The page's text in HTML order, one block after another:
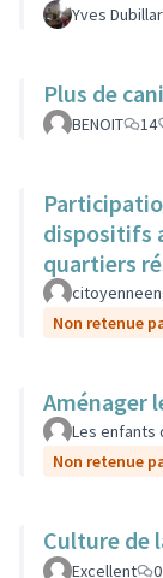
Yves
Plus de
BENOIT 14
dispositifs
quartiers
Non retenue
Aménager
Les enfants
Non retenue
Culture de
Excellent 0